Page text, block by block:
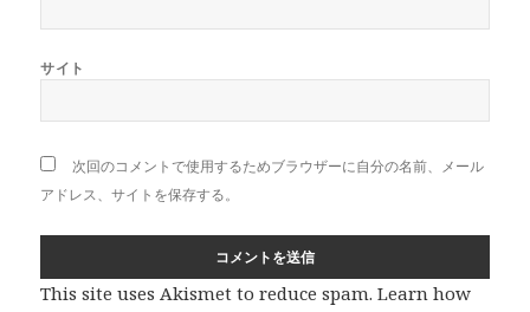
サイト
次回のコメントで使用するためブラウザーに自分の名前、メール
アドレス、サイトを保存する。
This site uses Akismet to reduce spam.Learn how